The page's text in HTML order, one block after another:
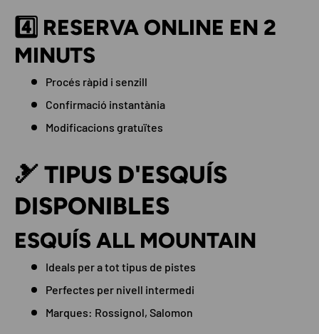
4️⃣ RESERVA ONLINE EN 2
MINUTS
Procés ràpid i senzill
Confirmació instantània
Modificacions gratuïtes
🎿 TIPUS D'ESQUÍS
DISPONIBLES
ESQUÍS ALL MOUNTAIN
Ideals per a tot tipus de pistes
Perfectes per nivell intermedi
Marques: Rossignol, Salomon